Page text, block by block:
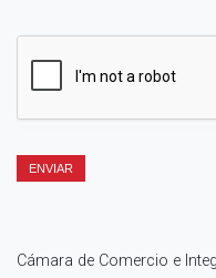
ENVIAR
Cámara de Comercio e